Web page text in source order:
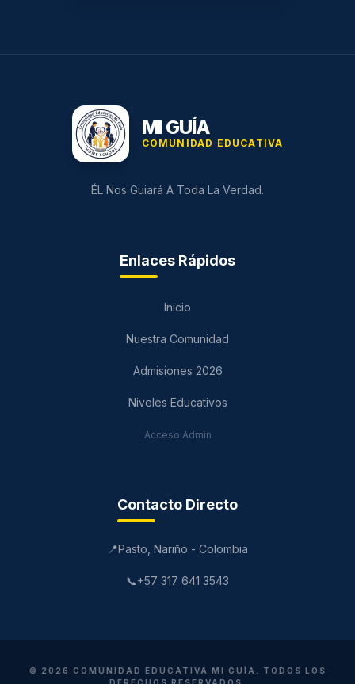
MI GUÍA
COMUNIDAD EDUCATIVA
ÉL Nos Guiará A Toda La Verdad.
Enlaces Rápidos
Inicio
Nuestra Comunidad
Admisiones 2026
Niveles Educativos
Acceso Admin
Contacto Directo
📍Pasto, Nariño - Colombia
📞+57 317 641 3543
© 2026 COMUNIDAD EDUCATIVA MI GUÍA. TODOS LOS